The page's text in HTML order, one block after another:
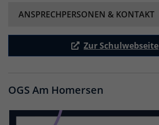
ANSPRECHPERSONEN & KONTAKT
Zur Schulwebseite
OGS Am Homersen